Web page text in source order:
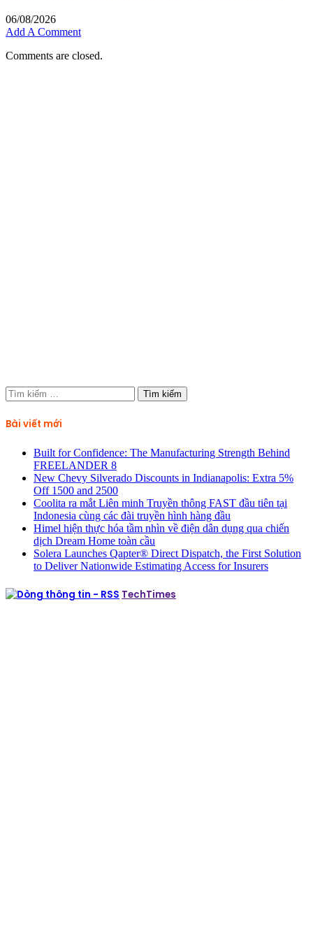
06/08/2026
Add A Comment
Comments are closed.
Tìm
kiếm
cho:
Bài viết mới
Built for Confidence: The Manufacturing Strength Behind
FREELANDER 8
New Chevy Silverado Discounts in Indianapolis: Extra 5%
Off 1500 and 2500
Coolita ra mắt Liên minh Truyền thông FAST đầu tiên tại
Indonesia cùng các đài truyền hình hàng đầu
Himel hiện thực hóa tầm nhìn về điện dân dụng qua chiến
dịch Dream Home toàn cầu
Solera Launches Qapter® Direct Dispatch, the First Solution
to Deliver Nationwide Estimating Access for Insurers
TechTimes